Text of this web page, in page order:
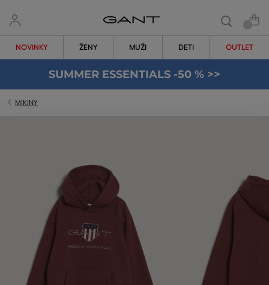
NOVINKY ŽENY MUŽI DETI OUTLET
SUMMER ESSENTIALS -50 % >>
MIKINY